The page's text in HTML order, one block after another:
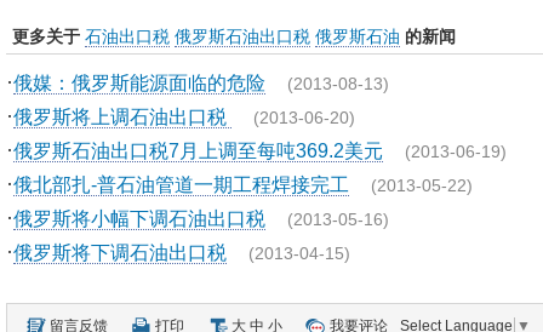
更多关于 石油出口税 俄罗斯石油出口税 俄罗斯石油 的新闻
·俄媒：俄罗斯能源面临的危险 (2013-08-13)
·俄罗斯将上调石油出口税 (2013-06-20)
·俄罗斯石油出口税7月上调至每吨369.2美元 (2013-06-19)
·俄北部扎-普石油管道一期工程焊接完工 (2013-05-22)
·俄罗斯将小幅下调石油出口税 (2013-05-16)
·俄罗斯将下调石油出口税 (2013-04-15)
留言反馈 打印 大 中 小 我要评论 Select Language ▼